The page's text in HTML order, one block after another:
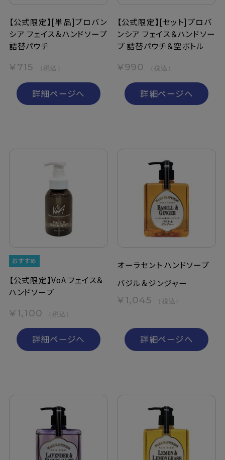
ペリカン石鹸について
ご利用案内
よくあるご質問
利用規約
【公式限定】[単品]プロバン
シア フェイス＆ハンドソープ
詰替パウチ
¥715 （税込）
詳細ページへ
【公式限定】[セット]プロバ
ンシア フェイス＆ハンドソー
プ 詰替パウチ＆空ボトル
¥990 （税込）
詳細ページへ
【公式限定】VoA フェイス＆
ハンドソープ
¥1,100 （税込）
詳細ページへ
オーラセント ハンドソープ
バジル＆ジンジャー
¥1,045 （税込）
詳細ページへ